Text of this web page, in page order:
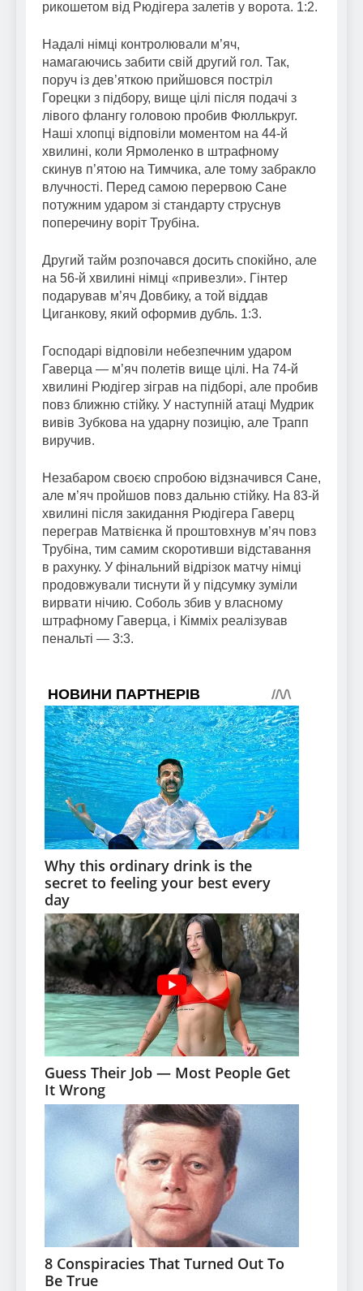
рикошетом від Рюдігера залетів у ворота. 1:2.
Надалі німці контролювали м’яч,
намагаючись забити свій другий гол. Так,
поруч із дев’яткою прийшовся постріл
Горецки з підбору, вище цілі після подачі з
лівого флангу головою пробив Фюллькруг.
Наші хлопці відповіли моментом на 44-й
хвилині, коли Ярмоленко в штрафному
скинув п’ятою на Тимчика, але тому забракло
влучності. Перед самою перервою Сане
потужним ударом зі стандарту струснув
поперечину воріт Трубіна.
Другий тайм розпочався досить спокійно, але
на 56-й хвилині німці «привезли». Гінтер
подарував м’яч Довбику, а той віддав
Циганкову, який оформив дубль. 1:3.
Господарі відповіли небезпечним ударом
Гаверца — м’яч полетів вище цілі. На 74-й
хвилині Рюдігер зіграв на підборі, але пробив
повз ближню стійку. У наступній атаці Мудрик
вивів Зубкова на ударну позицію, але Трапп
виручив.
Незабаром своєю спробою відзначився Сане,
але м’яч пройшов повз дальню стійку. На 83-й
хвилині після закидання Рюдігера Гаверц
переграв Матвієнка й проштовхнув м’яч повз
Трубіна, тим самим скоротивши відставання
в рахунку. У фінальний відрізок матчу німці
продовжували тиснути й у підсумку зуміли
вирвати нічию. Соболь збив у власному
штрафному Гаверца, і Кімміх реалізував
пенальті — 3:3.